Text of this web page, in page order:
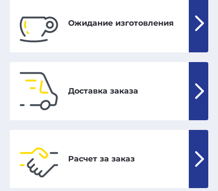
Ожидание изготовления
Доставка заказа
Расчет за заказ